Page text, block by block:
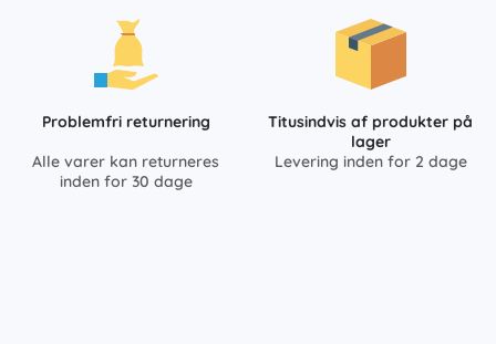
Problemfri returnering
Alle varer kan returneres
inden for 30 dage
Titusindvis af produkter på
lager
Levering inden for 2 dage